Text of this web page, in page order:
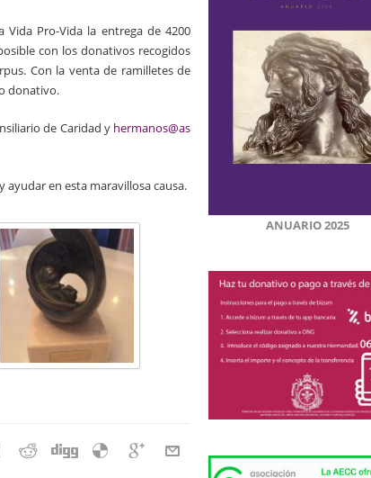
Vida Pro-Vida la entrega de 4200
con los donativos recogidos
Con la venta de ramilletes de
donativo.
de Caridad y hermanos@as
ayudar en esta maravillosa causa.
ANUARIO 2025